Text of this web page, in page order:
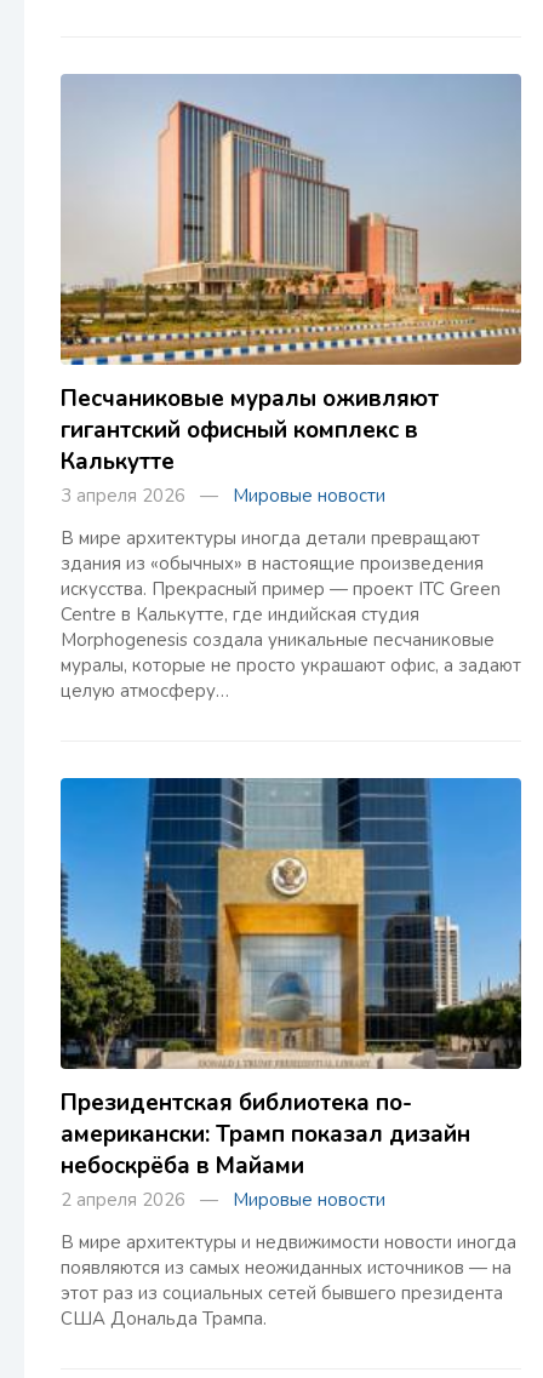
Песчаниковые муралы оживляют
гигантский офисный комплекс в
Калькутте
3 апреля 2026 — Мировые новости
В мире архитектуры иногда детали превращают
здания из «обычных» в настоящие произведения
искусства. Прекрасный пример — проект ITC Green
Centre в Калькутте, где индийская студия
Morphogenesis создала уникальные песчаниковые
муралы, которые не просто украшают офис, а задают
целую атмосферу…
Президентская библиотека по-
американски: Трамп показал дизайн
небоскрёба в Майами
2 апреля 2026 — Мировые новости
В мире архитектуры и недвижимости новости иногда
появляются из самых неожиданных источников — на
этот раз из социальных сетей бывшего президента
США Дональда Трампа.